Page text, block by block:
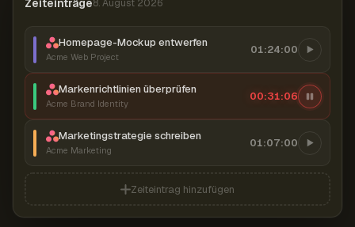
Zeiteinträge8. August 2026
Homepage-Mockup entwerfen
Acme Web Project
01:24:00
Markenrichtlinien überprüfen
Acme Brand Identity
00:31:07
Marketingstrategie schreiben
Acme Marketing
01:07:00
Zeiteintrag hinzufügen